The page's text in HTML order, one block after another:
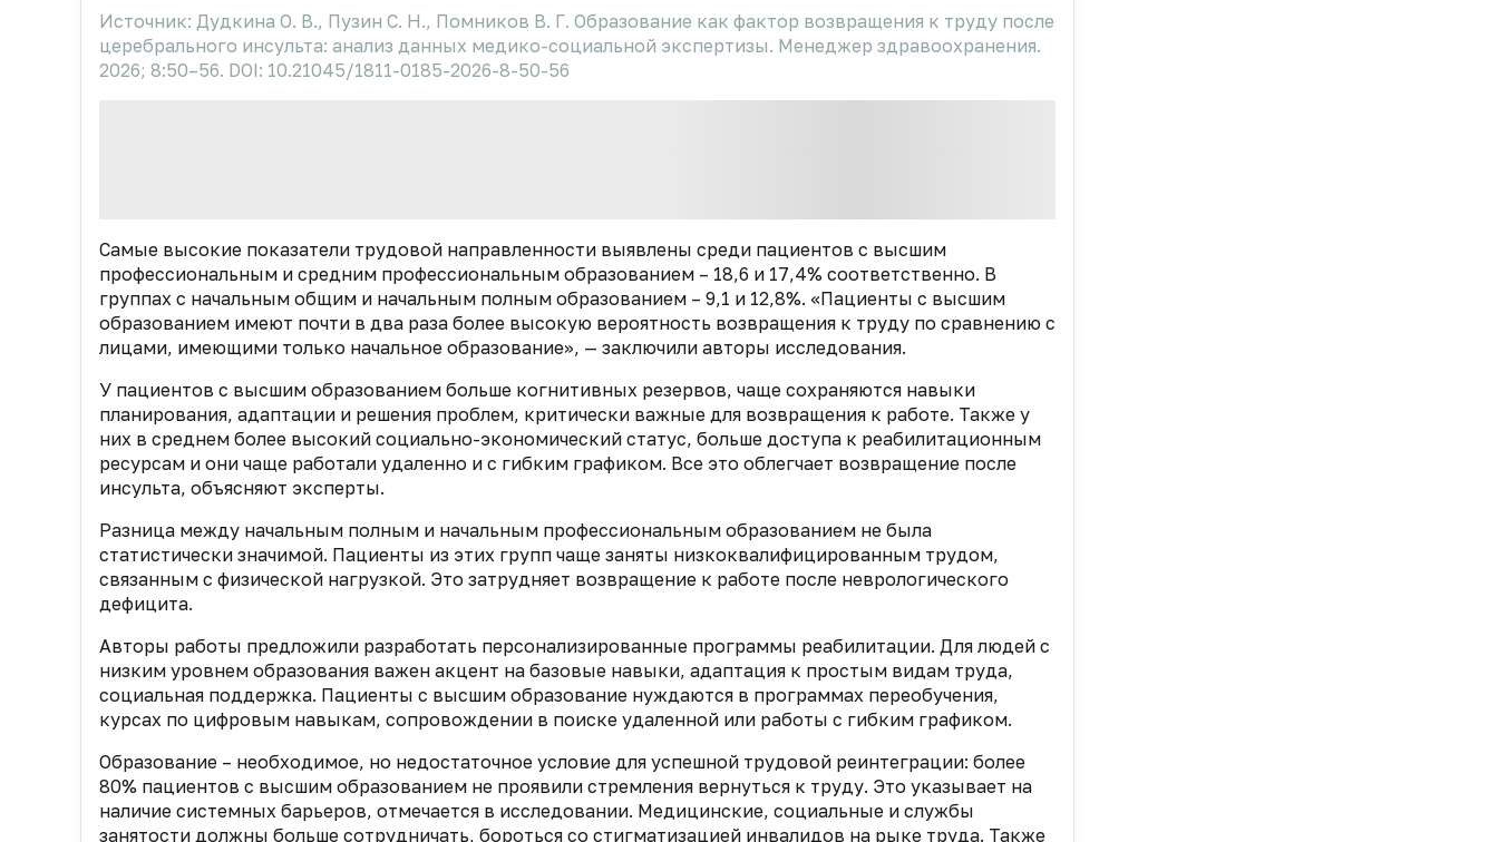
Источник: Дудкина О. В., Пузин С. Н., Помников В. Г. Образование как фактор возвращения к труду после
церебрального инсульта: анализ данных медико-социальной экспертизы. Менеджер здравоохранения.
2026; 8:50–56. DOI: 10.21045/1811-0185-2026-8-50-56
Самые высокие показатели трудовой направленности выявлены среди пациентов с высшим
профессиональным и средним профессиональным образованием – 18,6 и 17,4% соответственно. В
группах с начальным общим и начальным полным образованием – 9,1 и 12,8%. «Пациенты с высшим
образованием имеют почти в два раза более высокую вероятность возвращения к труду по сравнению с
лицами, имеющими только начальное образование», — заключили авторы исследования.
У пациентов с высшим образованием больше когнитивных резервов, чаще сохраняются навыки
планирования, адаптации и решения проблем, критически важные для возвращения к работе. Также у
них в среднем более высокий социально-экономический статус, больше доступа к реабилитационным
ресурсам и они чаще работали удаленно и с гибким графиком. Все это облегчает возвращение после
инсульта, объясняют эксперты.
Разница между начальным полным и начальным профессиональным образованием не была
статистически значимой. Пациенты из этих групп чаще заняты низкоквалифицированным трудом,
связанным с физической нагрузкой. Это затрудняет возвращение к работе после неврологического
дефицита.
Авторы работы предложили разработать персонализированные программы реабилитации. Для людей с
низким уровнем образования важен акцент на базовые навыки, адаптация к простым видам труда,
социальная поддержка. Пациенты с высшим образование нуждаются в программах переобучения,
курсах по цифровым навыкам, сопровождении в поиске удаленной или работы с гибким графиком.
Образование – необходимое, но недостаточное условие для успешной трудовой реинтеграции: более
80% пациентов с высшим образованием не проявили стремления вернуться к труду. Это указывает на
наличие системных барьеров, отмечается в исследовании. Медицинские, социальные и службы
занятости должны больше сотрудничать, бороться со стигматизацией инвалидов на рыке труда. Также